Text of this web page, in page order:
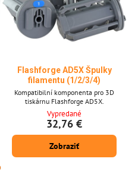
Flashforge AD5X Špulky
filamentu (1/2/3/4)
Kompatibilní komponenta pro 3D
tiskárnu Flashforge AD5X.
Vypredané
32,76 €
Zobraziť